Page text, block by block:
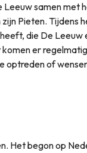
Leeuw samen met
Pieten. Tijdens
die De Leeuw
er
optreden of
Het begon op